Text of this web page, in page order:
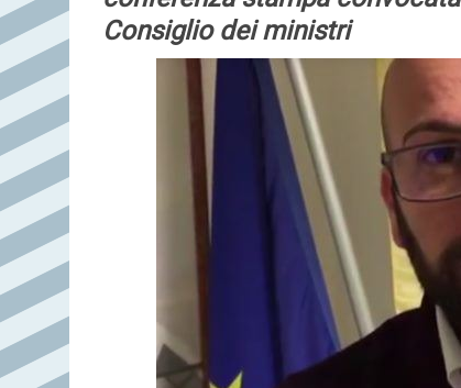
Consiglio dei ministri